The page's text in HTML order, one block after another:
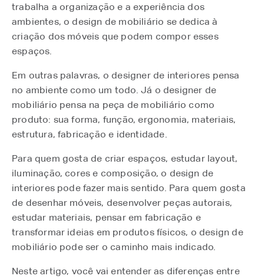
trabalha a organização e a experiência dos
ambientes, o design de mobiliário se dedica à
criação dos móveis que podem compor esses
espaços.
Em outras palavras, o designer de interiores pensa
no ambiente como um todo. Já o designer de
mobiliário pensa na peça de mobiliário como
produto: sua forma, função, ergonomia, materiais,
estrutura, fabricação e identidade.
Para quem gosta de criar espaços, estudar layout,
iluminação, cores e composição, o design de
interiores pode fazer mais sentido. Para quem gosta
de desenhar móveis, desenvolver peças autorais,
estudar materiais, pensar em fabricação e
transformar ideias em produtos físicos, o design de
mobiliário pode ser o caminho mais indicado.
Neste artigo, você vai entender as diferenças entre